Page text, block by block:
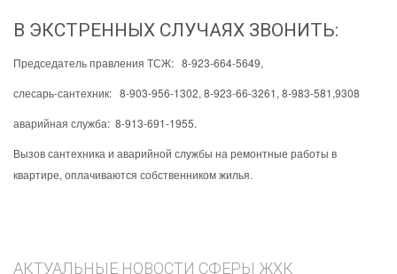
В ЭКСТРЕННЫХ СЛУЧАЯХ ЗВОНИТЬ:
Председатель правления ТСЖ: 8-923-664-5649,
слесарь-сантехник: 8-903-956-1302, 8-923-66-3261, 8-983-581,9308
аварийная служба: 8-913-691-1955.
Вызов сантехника и аварийной службы на ремонтные работы в
квартире, оплачиваются собственником жилья.
АКТУАЛЬНЫЕ НОВОСТИ СФЕРЫ ЖХК